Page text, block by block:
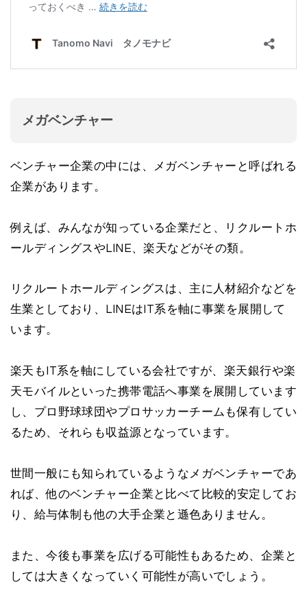
メガベンチャー
ベンチャー企業の中には、メガベンチャーと呼ばれる
企業があります。
例えば、みんなが知っている企業だと、リクルートホ
ールディングスやLINE、楽天などがその類。
リクルートホールディングスは、主に人材紹介などを
生業としており、LINEはIT系を軸に事業を展開して
います。
楽天もIT系を軸にしている会社ですが、楽天銀行や楽
天モバイルといった携帯電話へ事業を展開しています
し、プロ野球球団やプロサッカーチームも保有してい
るため、それらも収益源となっています。
世間一般にも知られているようなメガベンチャーであ
れば、他のベンチャー企業と比べて比較的安定してお
り、給与体制も他の大手企業と遜色ありません。
また、今後も事業を広げる可能性もあるため、企業と
しては大きくなっていく可能性が高いでしょう。